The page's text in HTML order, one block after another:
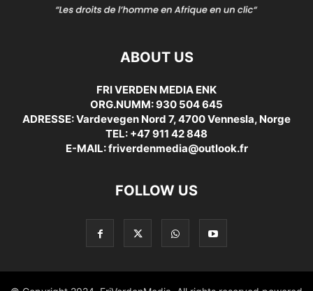
ABOUT US
FRI VERDEN MEDIA ENK
ORG.NUMM: 930 504 645
ADRESSE: Vardevegen Nord 7, 4700 Vennesla, Norge
TEL: +47 911 42 848
E-MAIL: friverdenmedia@outlook.fr
FOLLOW US